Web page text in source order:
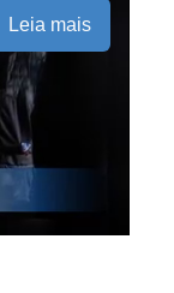
Leia mais